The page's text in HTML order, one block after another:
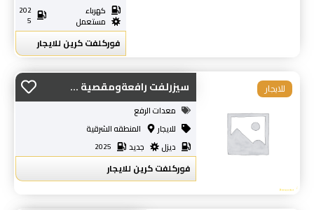
كهرباء
مستعمل
202
5
فوركلفت كرين للايجار
سيزرلفت رافعةومقصية ...
معدات الرفع
للايجار
المنطقه الشرقية
ديزل
جديد 2025
فوركلفت كرين للايجار
للايجار